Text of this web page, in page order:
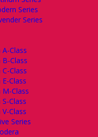
Series
Series
Class
Class
Class
Class
Class
Class
Class
Series